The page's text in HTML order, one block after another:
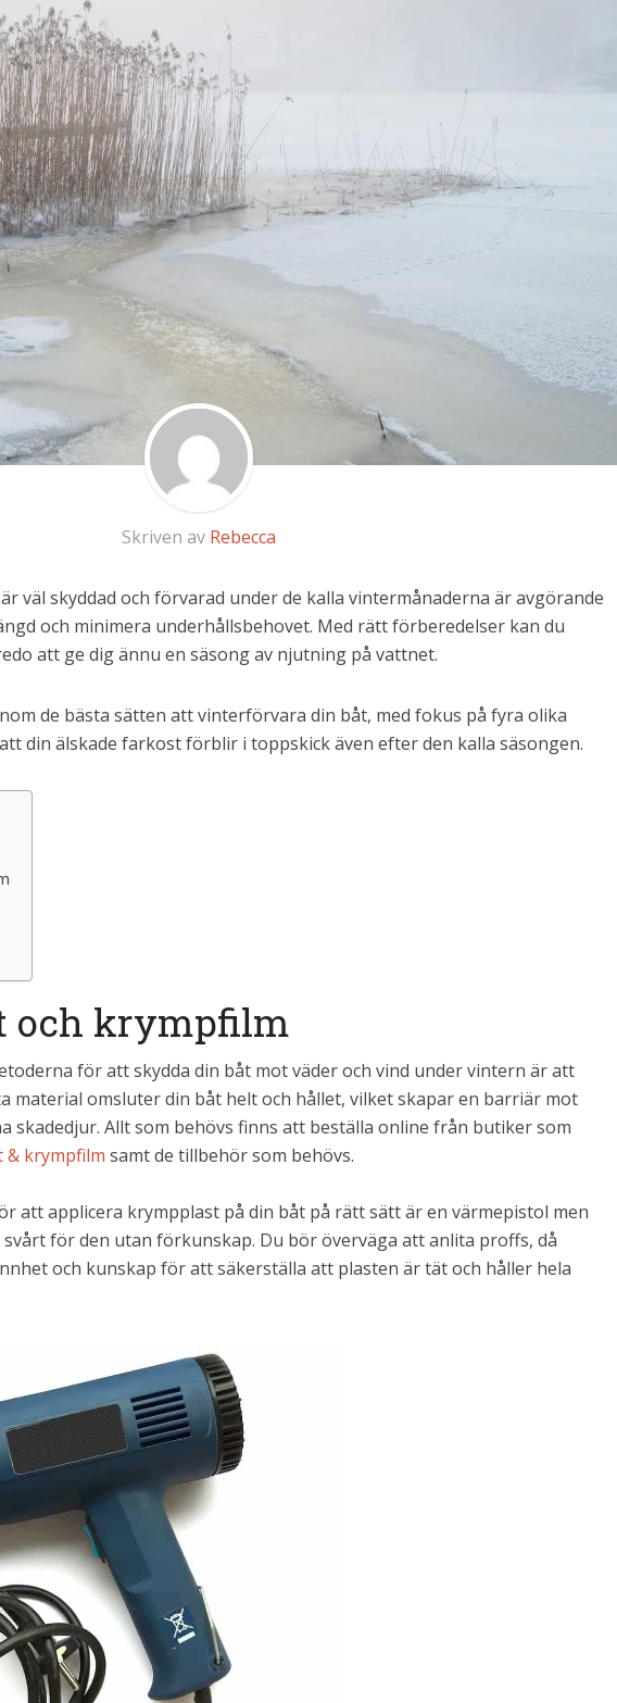
Skriven av Rebecca
väl skyddad och förvarad under de kalla vintermånaderna är avgörande
och minimera underhållsbehovet. Med rätt förberedelser kan du
att ge dig ännu en säsong av njutning på vattnet.
de bästa sätten att vinterförvara din båt, med fokus på fyra olika
din älskade farkost förblir i toppskick även efter den kalla säsongen.
och krympfilm
för att skydda din båt mot väder och vind under vintern är att
material omsluter din båt helt och hållet, vilket skapar en barriär mot
skadedjur. Allt som behövs finns att beställa online från butiker som
& krympfilm samt de tillbehör som behövs.
att applicera krympplast på din båt på rätt sätt är en värmepistol men
för den utan förkunskap. Du bör överväga att anlita proffs, då
och kunskap för att säkerställa att plasten är tät och håller hela